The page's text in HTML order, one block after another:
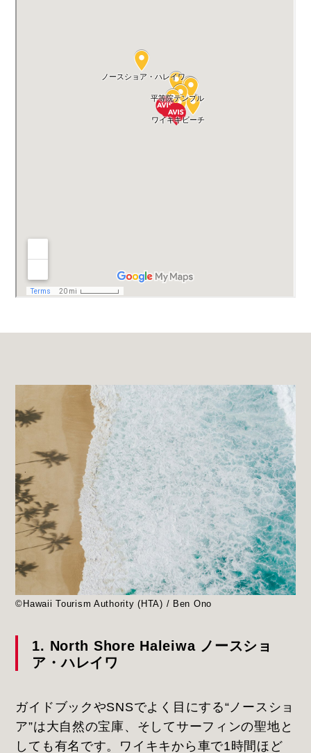
©Hawaii Tourism Authority (HTA) / Ben Ono
1. North Shore Haleiwa ノースショ
ア・ハレイワ
ガイドブックやSNSでよく目にする“ノースショ
ア”は大自然の宝庫、そしてサーフィンの聖地と
しても有名です。ワイキキから車で1時間ほど